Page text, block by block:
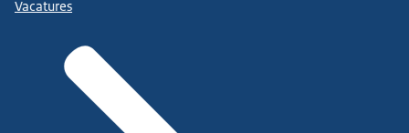
Vacatures